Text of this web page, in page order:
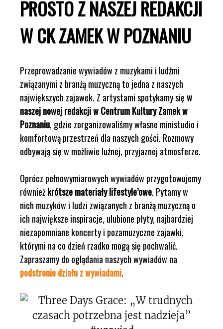
PROSTO Z NASZEJ REDAKCJI
W CK ZAMEK W POZNANIU
Przeprowadzanie wywiadów z muzykami i ludźmi
związanymi z branżą muzyczną to jedna z naszych
największych zajawek. Z artystami spotykamy sięw
naszej nowej redakcji w Centrum Kultury Zamek w
Poznaniu, gdzie zorganizowaliśmy własne ministudio i
komfortową przestrzeń dla naszych gości. Rozmowy
odbywają się w możliwie luźnej, przyjaznej atmosferze.
Oprócz pełnowymiarowych wywiadów przygotowujemy
równieżkrótsze materiały lifestyle’owe. Pytamy w
nich muzyków i ludzi związanych z branżą muzyczną o
ich największe inspiracje, ulubione płyty, najbardziej
niezapomniane koncerty i pozamuzyczne zajawki,
którymi na co dzień rzadko mogą się pochwalić.
Zapraszamy do oglądania naszych wywiadów na
podstronie działu z wywiadami.